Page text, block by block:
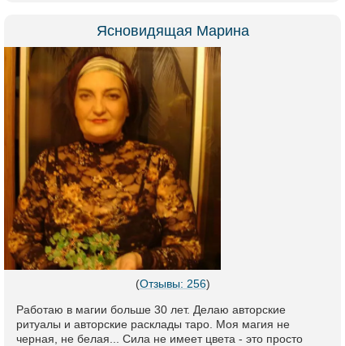
Ясновидящая Марина
(Отзывы: 256)
Работаю в магии больше 30 лет. Делаю авторские
ритуалы и авторские расклады таро. Моя магия не
черная, не белая... Сила не имеет цвета - это просто